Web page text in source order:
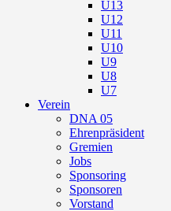
U13
U12
U11
U10
U9
U8
U7
Verein
DNA 05
Ehrenpräsident
Gremien
Jobs
Sponsoring
Sponsoren
Vorstand